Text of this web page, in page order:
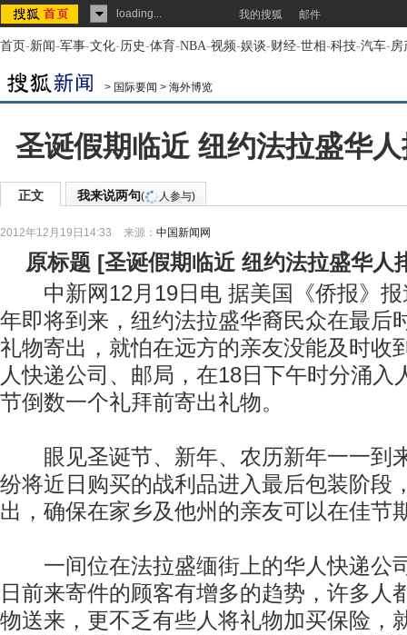
loading... 我的搜狐 邮件
首页-新闻-军事-文化-历史-体育-NBA-视频-娱谈-财经-世相-科技-汽车-房
> 国际要闻 > 海外博览
圣诞假期临近 纽约法拉盛华
正文 我来说两句( 人参与)
2012年12月19日14:33 来源： 中国新闻网
原标题 [圣诞假期临近 纽约法拉盛华人
中新网12月19日电 据美国《侨报》报
年即将到来，纽约法拉盛华裔民众在最后
礼物寄出，就怕在远方的亲友没能及时收
人快递公司、邮局，在18日下午时分涌入
节倒数一个礼拜前寄出礼物。
眼见圣诞节、新年、农历新年一一到
纷将近日购买的战利品进入最后包装阶段
出，确保在家乡及他州的亲友可以在佳节
一间位在法拉盛缅街上的华人快递公
日前来寄件的顾客有增多的趋势，许多人
物送来，更不乏有些人将礼物加买保险，